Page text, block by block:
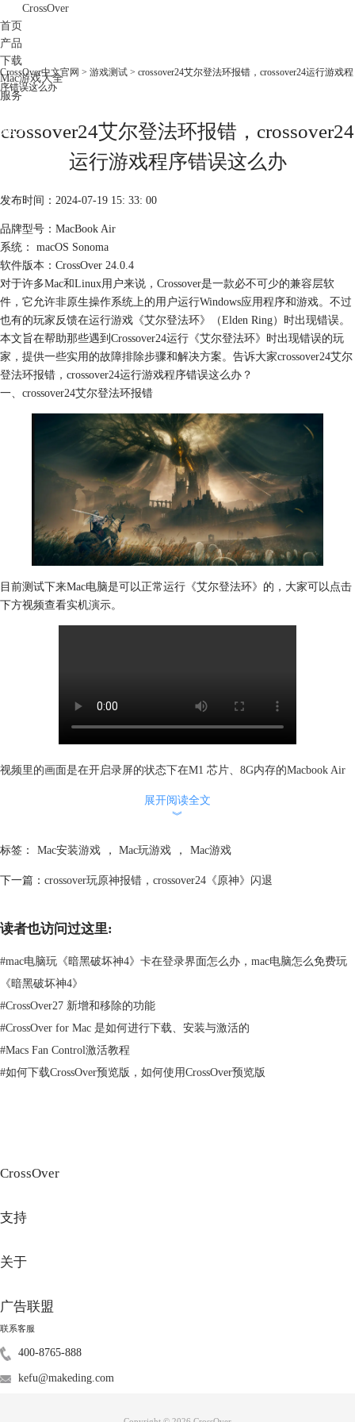
CrossOver
首页
产品
下载
Mac游戏大全
服务
购买
CrossOver中文官网 > 游戏测试 > crossover24艾尔登法环报错，crossover24运行游戏程
序错误这么办
crossover24艾尔登法环报错，crossover24
运行游戏程序错误这么办
发布时间：2024-07-19 15: 33: 00
品牌型号：MacBook Air
系统： macOS Sonoma
软件版本：CrossOver 24.0.4
对于许多Mac和Linux用户来说，Crossover是一款必不可少的兼容层软
件，它允许非原生操作系统上的用户运行Windows应用程序和游戏。不过
也有的玩家反馈在运行游戏《艾尔登法环》（Elden Ring）时出现错误。
本文旨在帮助那些遇到Crossover24运行《艾尔登法环》时出现错误的玩
家，提供一些实用的故障排除步骤和解决方案。告诉大家crossover24艾尔
登法环报错，crossover24运行游戏程序错误这么办？
一、crossover24艾尔登法环报错
目前测试下来Mac电脑是可以正常运行《艾尔登法环》的，大家可以点击
下方视频查看实机演示。
视频里的画面是在开启录屏的状态下在M1 芯片、8G内存的Macbook Air
如果你在Mac电脑通过CrossOver运行游戏（比如《艾尔登法环》）出现报
1、确认你的电脑是否为M系列芯片的，如果你的电脑是老的intel芯片
的，建议直接双系统。
新。
展开阅读全文
︾
标签： Mac安装游戏 ， Mac玩游戏 ， Mac游戏
下一篇： crossover玩原神报错，crossover24《原神》闪退
读者也访问过这里:
#mac电脑玩《暗黑破坏神4》卡在登录界面怎么办，mac电脑怎么免费玩
《暗黑破坏神4》
#CrossOver27 新增和移除的功能
#CrossOver for Mac 是如何进行下载、安装与激活的
#Macs Fan Control激活教程
#如何下载CrossOver预览版，如何使用CrossOver预览版
CrossOver
支持
关于
广告联盟
联系客服
400-8765-888
kefu@makeding.com